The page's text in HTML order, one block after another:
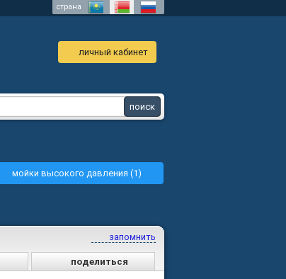
страна
личный кабинет
мойки высокого давления (1)
запомнить
поделиться